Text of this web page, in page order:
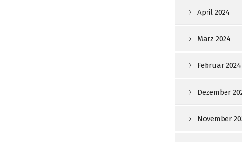
April 2024
März 2024
Februar 2024
Dezember
November